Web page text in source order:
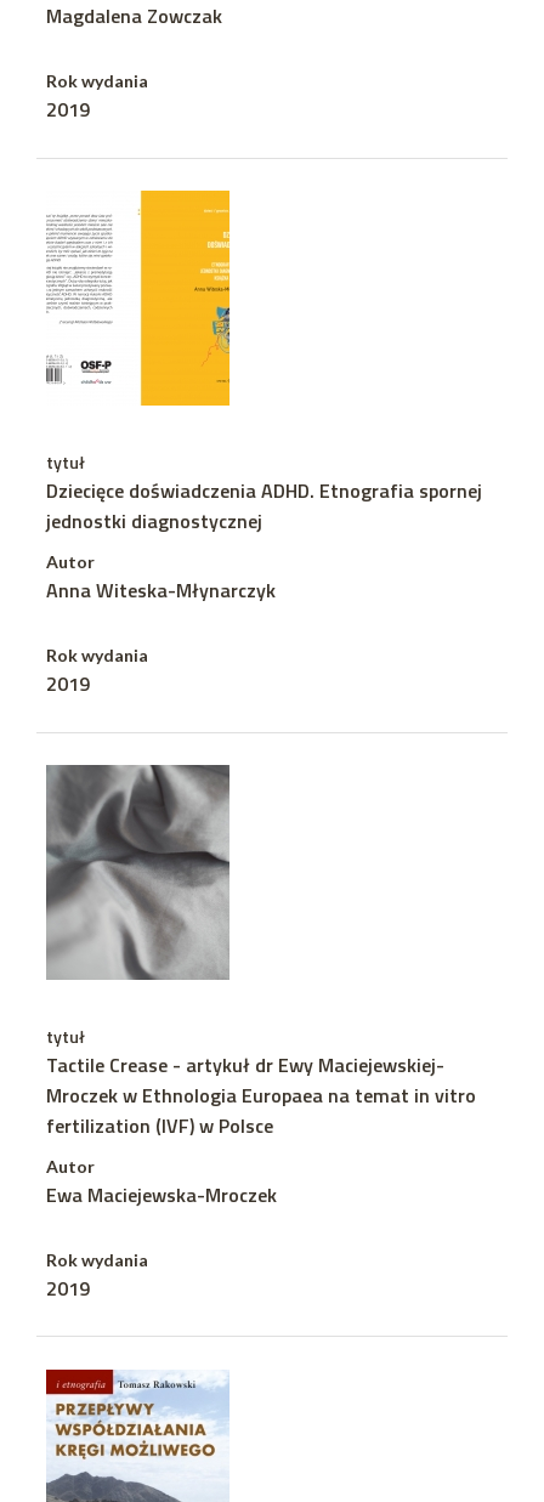
Magdalena Zowczak
Rok wydania
2019
tytuł
Dziecięce doświadczenia ADHD. Etnografia spornej
jednostki diagnostycznej
Autor
Anna Witeska-Młynarczyk
Rok wydania
2019
tytuł
Tactile Crease - artykuł dr Ewy Maciejewskiej-
Mroczek w Ethnologia Europaea na temat in vitro
fertilization (IVF) w Polsce
Autor
Ewa Maciejewska-Mroczek
Rok wydania
2019